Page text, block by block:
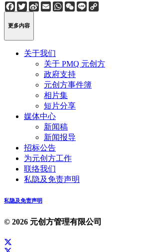
Facebook
Twitter
Sina
Weibo
EmailWhatsApp
WeChat
Line
更多内容
关于我们
关于 PMQ 元创方
政府支持
元创方事件簿
相片集
短片分享
媒体中心
新闻稿
新闻报导
招标公告
为元创方工作
联络我们
私隐及免责声明
私隐及免责声明
© 2026 元创方管理有限公司